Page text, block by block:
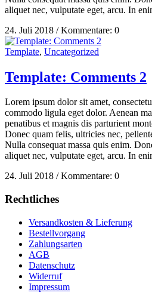
aliquet nec, vulputate eget, arcu. In
24. Juli 2018 /Kommentare: 0
Template, Uncategorized
Template: Comments 2
Lorem ipsum dolor sit amet,
commodo ligula eget dolor. Aenean
penatibus et magnis dis parturient
Donec quam felis, ultricies nec,
Nulla consequat massa quis enim.
aliquet nec, vulputate eget, arcu. In
24. Juli 2018 /Kommentare: 0
Rechtliches
Versandkosten & Lieferung
Bestellvorgang
Zahlungsarten
AGB
Datenschutz
Widerruf
Impressum